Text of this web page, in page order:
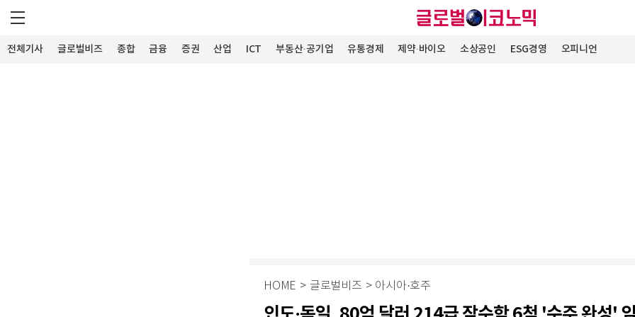
전체기사 글로벌비즈 종합 금융 증권 산업 ICT 부동산·공기업 유통경제 제약∙바이오 소상공인 ESG경영 오피니언
HOME > 글로벌비즈 > 아시아·호주